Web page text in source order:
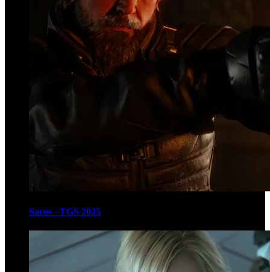
Saros - TGS 2025